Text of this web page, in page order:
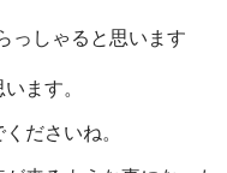
っしゃると思います
ます。
ださいね。